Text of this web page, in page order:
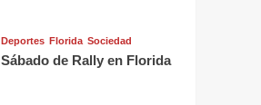
Deportes Florida Sociedad
Sábado de Rally en Florida